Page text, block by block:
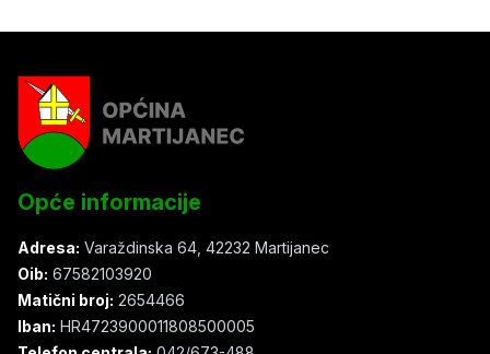
Opće informacije
Adresa: Varaždinska 64, 42232 Martijanec
Oib: 67582103920
Matični broj: 2654466
Iban: HR4723900011808500005